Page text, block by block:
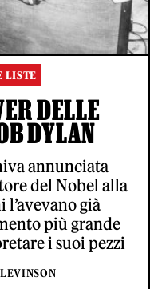
LISTE
DELLE
DYLAN
annunciata
del Nobel alla
già
più grande
i suoi pezzi